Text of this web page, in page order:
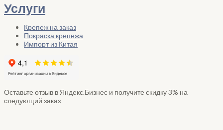
Услуги
Крепеж на заказ
Покраска крепежа
Импорт из Китая
Оставьте отзыв в Яндекс.Бизнес и получите скидку 3% на
следующий заказ